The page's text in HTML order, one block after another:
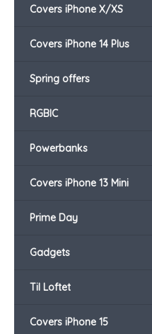
Covers iPhone X/XS
Covers iPhone 14 Plus
Spring offers
RGBIC
Powerbanks
Covers iPhone 13 Mini
Prime Day
Gadgets
Til Loftet
Covers iPhone 15